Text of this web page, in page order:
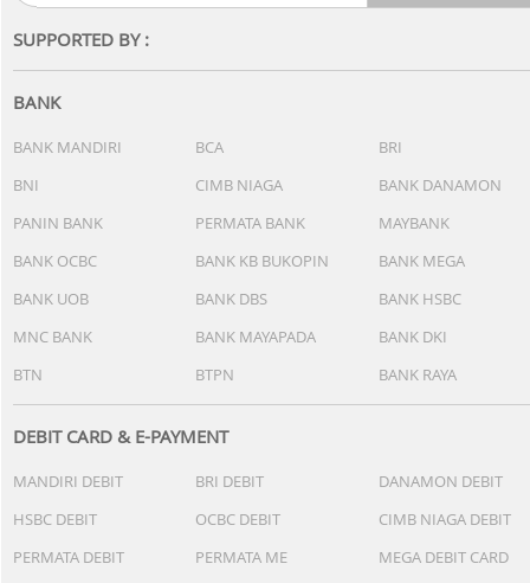
SUPPORTED BY :
BANK
BANK MANDIRI BCA
BRI
BNI
CIMB NIAGA
BANK DANAMON
PANIN BANK
PERMATA BANK
MAYBANK
BANK OCBC
BANK KB BUKOPIN
BANK MEGA
BANK UOB
BANK DBS
BANK HSBC
MNC BANK
BANK MAYAPADA
BANK DKI
BTN
BTPN BANK RAYA
DEBIT CARD & E-PAYMENT
MANDIRI DEBIT BRI DEBIT
DANAMON DEBIT
HSBC DEBIT
OCBC DEBIT
CIMB NIAGA DEBIT
PERMATA DEBIT
PERMATA ME
MEGA DEBIT CARD